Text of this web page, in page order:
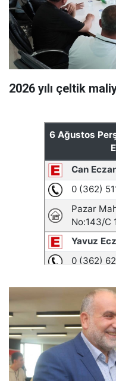
2026 yılı çeltik